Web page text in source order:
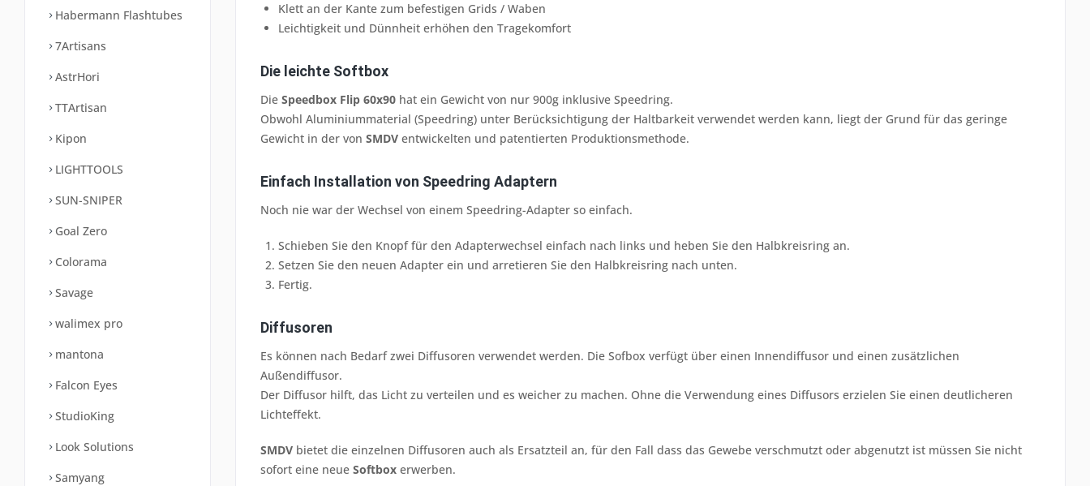
Habermann Flashtubes
7Artisans
AstrHori
TTArtisan
Kipon
LIGHTTOOLS
SUN-SNIPER
Goal Zero
Colorama
Savage
walimex pro
mantona
Falcon Eyes
StudioKing
Look Solutions
Samyang
Klett an der Kante zum befestigen Grids / Waben
Leichtigkeit und Dünnheit erhöhen den Tragekomfort
Die leichte Softbox
Die Speedbox Flip 60x90 hat ein Gewicht von nur 900g inklusive Speedring.
Obwohl Aluminiummaterial (Speedring) unter Berücksichtigung der Haltbarkeit verwendet werden kann, liegt der Grund für das geringe
Gewicht in der von SMDV entwickelten und patentierten Produktionsmethode.
Einfach Installation von Speedring Adaptern
Noch nie war der Wechsel von einem Speedring-Adapter so einfach.
Schieben Sie den Knopf für den Adapterwechsel einfach nach links und heben Sie den Halbkreisring an.
Setzen Sie den neuen Adapter ein und arretieren Sie den Halbkreisring nach unten.
Fertig.
Diffusoren
Es können nach Bedarf zwei Diffusoren verwendet werden. Die Sofbox verfügt über einen Innendiffusor und einen zusätzlichen
Außendiffusor.
Der Diffusor hilft, das Licht zu verteilen und es weicher zu machen. Ohne die Verwendung eines Diffusors erzielen Sie einen deutlicheren
Lichteffekt.
SMDV bietet die einzelnen Diffusoren auch als Ersatzteil an, für den Fall dass das Gewebe verschmutzt oder abgenutzt ist müssen Sie nicht
sofort eine neue Softbox erwerben.